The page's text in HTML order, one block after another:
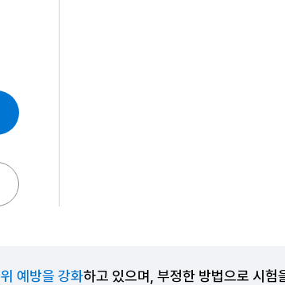
예방을 강화하고 있으며, 부정한 방법으로 시험